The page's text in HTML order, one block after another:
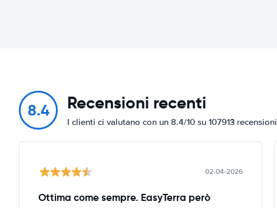
8.4 Recensioni recenti
I clienti ci valutano con un 8.4/10 su 107913 recensioni
02-04-2026
Ottima come sempre. EasyTerra però